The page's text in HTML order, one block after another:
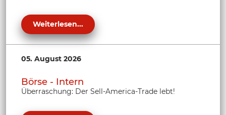
Weiterlesen...
05. August 2026
Börse - Intern
Überraschung: Der Sell-America-Trade lebt!